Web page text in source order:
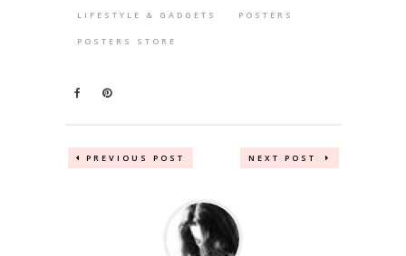
LIFESTYLE & GADGETS POSTERS
POSTERS STORE
PREVIOUS POST NEXT POST